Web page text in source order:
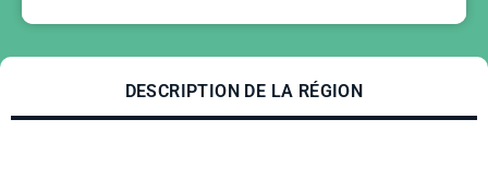
DESCRIPTION DE LA RÉGION